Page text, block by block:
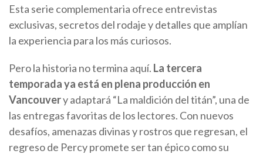
Esta serie complementaria ofrece entrevistas
exclusivas, secretos del rodaje y detalles que amplían
la experiencia para los más curiosos.
Pero la historia no termina aquí. La tercera
temporada ya está en plena producción en
Vancouvery adaptará “La maldición del titán”, una de
las entregas favoritas de los lectores. Con nuevos
desafíos, amenazas divinas y rostros que regresan, el
regreso de Percy promete ser tan épico como su